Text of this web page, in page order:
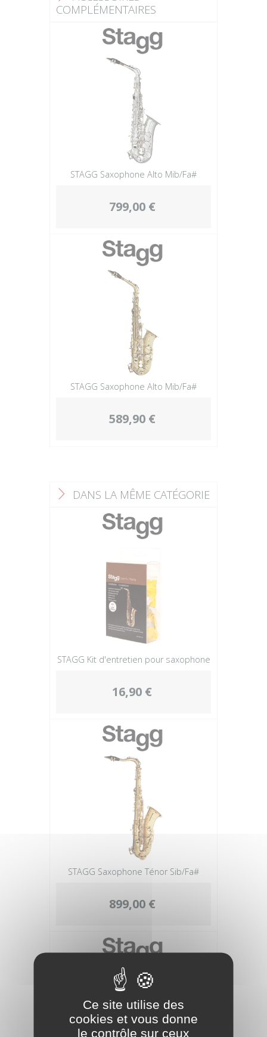
COMPLÉMENTAIRES
STAGG Saxophone Alto Mib/Fa#
799,00 €
STAGG Saxophone Alto Mib/Fa#
589,90 €
F DANS LA MÊME CATÉGORIE
STAGG Kit d'entretien pour saxophone
16,90 €
STAGG Saxophone Ténor Sib/Fa#
899,00 €
Ce site utilise des
cookies et vous donne
le contrôle sur ceux